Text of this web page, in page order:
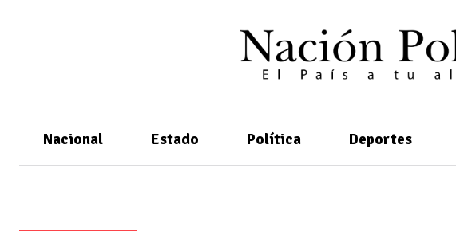
Nacional Estado Política Deportes